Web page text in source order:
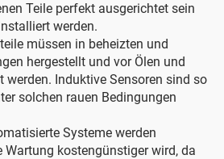
Teile perfekt ausgerichtet sein
werden.
müssen in beheizten und
hergestellt und vor Ölen und
werden. Induktive Sensoren sind so
solchen rauen Bedingungen
Systeme werden
Wartung kostengünstiger wird, da